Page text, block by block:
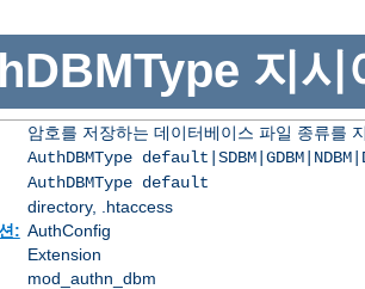
지시
암호를 저장하는 데이터베이스 파일 종류를
AuthDBMType
AuthDBMType default
directory, .htaccess
: AuthConfig
Extension
mod_authn_dbm